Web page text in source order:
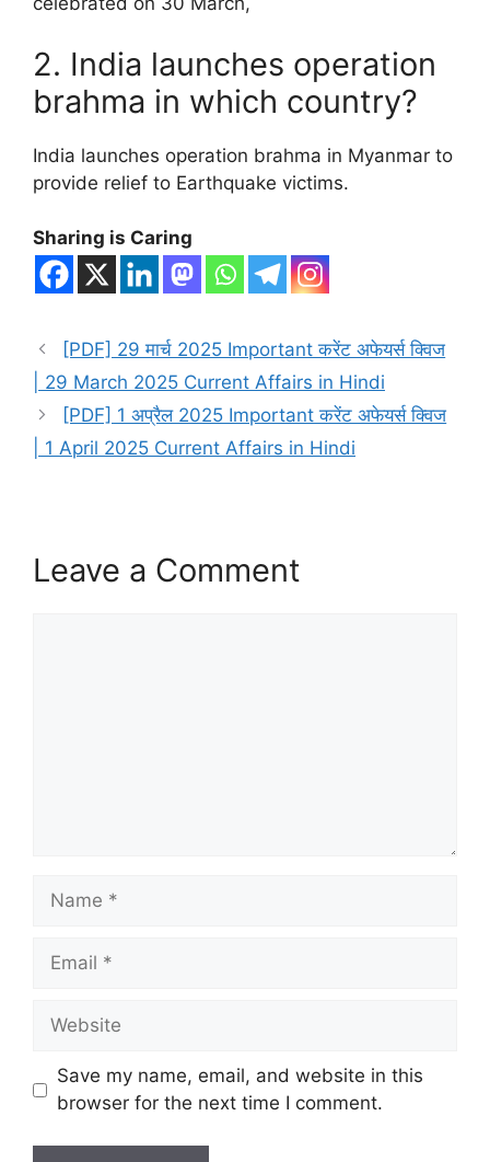
2. India launches operation
brahma in which country?
India launches operation brahma in Myanmar to
provide relief to Earthquake victims.
Sharing is Caring
[PDF] 29 मार्च 2025 Important करेंट अफेयर्स क्विज
| 29 March 2025 Current Affairs in Hindi
[PDF] 1 अप्रैल 2025 Important करेंट अफेयर्स क्विज
| 1 April 2025 Current Affairs in Hindi
Leave a Comment
Name
Email
Website
Save my name, email, and website in this
browser for the next time I comment.